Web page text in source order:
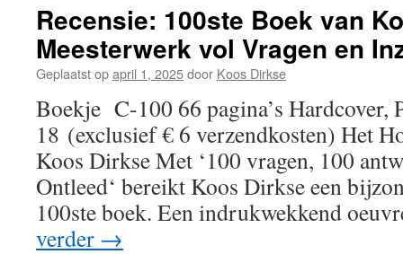
Recensie: 100ste Boek van
Meesterwerk vol Vragen en
Geplaatst opapril 1, 2025door Koos Dirkse
Boekje C-100 66 pagina’s Hardcover,
18 (exclusief € 6 verzendkosten) Het
Koos Dirkse Met ‘100 vragen, 100
Ontleed‘ bereikt Koos Dirkse een
100ste boek. Een indrukwekkend
verder →